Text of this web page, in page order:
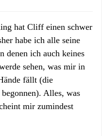
hat Cliff einen schwer
habe ich alle seine
ich auch keines
sehen, was mir in
fällt (die
Alles, was
mir zumindest